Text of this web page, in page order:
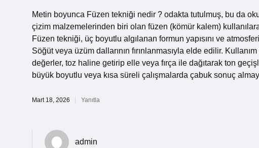
Metin boyunca Füzen tekniği nedir ? odakta tutulmuş, bu da
çizim malzemelerinden biri olan füzen (kömür kalem)
Füzen tekniği, üç boyutlu algılanan formun yapısını ve
Söğüt veya üzüm dallarının fırınlanmasıyla elde edilir.
değerler, toz haline getirip elle veya fırça ile dağıtarak ton
büyük boyutlu veya kısa süreli çalışmalarda çabuk sonuç
Mart 18, 2026 Yanıtla
admin